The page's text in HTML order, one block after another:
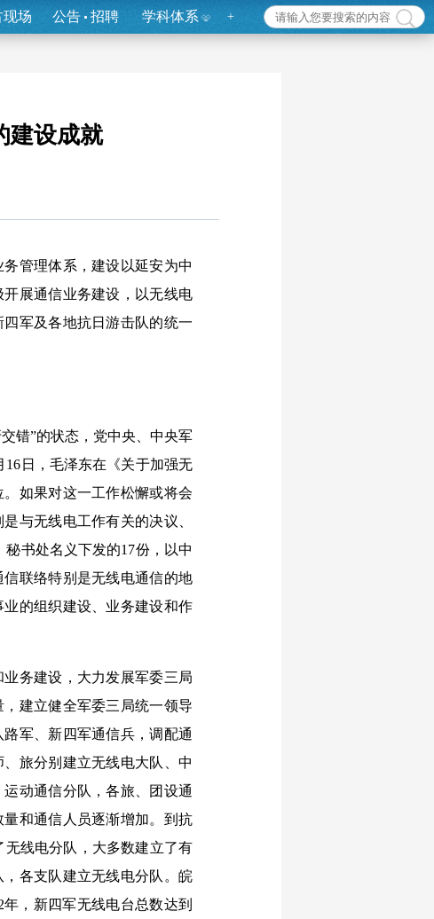
现场 公告 招聘 学科体系 +
建设成就
管理体系，建设以延安为中
展通信业务建设，以无线电
军及各地抗日游击队的统一
错”的状态，党中央、中央军
日，毛泽东在《关于加强无
如果对这一工作松懈或将会
与无线电工作有关的决议、
书处名义下发的17份，以中
联络特别是无线电通信的地
的组织建设、业务建设和作
务建设，大力发展军委三局
建立健全军委三局统一领导
军、新四军通信兵，调配通
旅分别建立无线电大队、中
动通信分队，各旅、团设通
和通信人员逐渐增加。到抗
线电分队，大多数建立了有
各支队建立无线电分队。皖
，新四军无线电台总数达到